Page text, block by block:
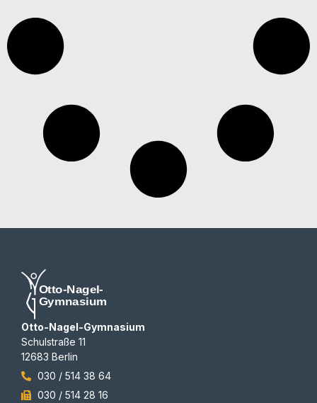
Otto-Nagel-Gymnasium
Schulstraße 11
12683 Berlin
030 / 514 38 64
030 / 514 28 16